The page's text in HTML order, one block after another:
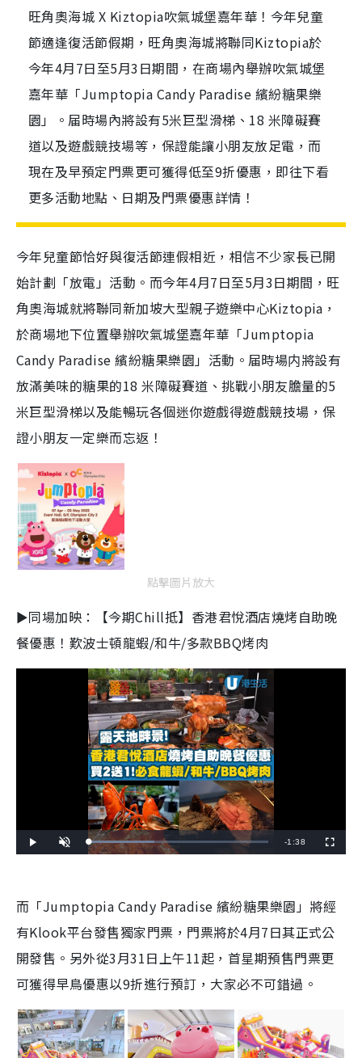
旺角奧海城 X Kiztopia吹氣城堡嘉年華！今年兒童
節適逢復活節假期，旺角奧海城將聯同Kiztopia於
今年4月7日至5月3日期間，在商場內舉辦吹氣城堡
嘉年華「Jumptopia Candy Paradise 繽紛糖果樂
園」。届時場內將設有5米巨型滑梯、18 米障礙賽
道以及遊戲競技場等，保證能讓小朋友放足電，而
現在及早預定門票更可獲得低至9折優惠，即往下看
更多活動地點、日期及門票優惠詳情！
今年兒童節恰好與復活節連假相近，相信不少家長已開
始計劃「放電」活動。而今年4月7日至5月3日期間，旺
角奧海城就將聯同新加坡大型親子遊樂中心Kiztopia，
於商場地下位置舉辦吹氣城堡嘉年華「Jumptopia
Candy Paradise 繽紛糖果樂園」活動。届時場内將設有
放滿美味的糖果的18 米障礙賽道、挑戰小朋友膽量的5
米巨型滑梯以及能暢玩各個迷你遊戲得遊戲競技場，保
證小朋友一定樂而忘返！
點擊圖片放大
►同場加映：【今期Chill抵】香港君悅酒店燒烤自助晚
餐優惠！歎波士頓龍蝦/和牛/多款BBQ烤肉
l
n
L
o
3
6
7
7
%
R
a
i
n
i
g
-1:38
u
e
e
而「Jumptopia Candy Paradise 繽紛糖果樂園」將經
有Klook平台發售獨家門票，門票將於4月7日其正式公
開發售。另外從3月31日上午11起，首星期預售門票更
可獲得早鳥優惠以9折進行預訂，大家必不可錯過。